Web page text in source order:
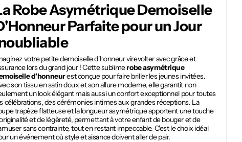
Robe Asymétrique Demoiselle
Parfaite pour un Jour
votre petite demoiselle d'honneur virevolter avec grâce et
lors du grand jour ! Cette sublimerobe asymétrique
d'honneurest conçue pour faire briller les jeunes invitées.
son tissu en satin doux et son allure moderne, elle garantit non
un look élégant mais aussi un confort exceptionnel pour toutes
célébrations, des cérémonies intimes aux grandes réceptions. La
trapèze flatteuse et la longueur asymétrique apportent une touche
et de légèreté, permettant à votre enfant de bouger et de
sans contrainte, tout en restant impeccable. C'est le choix idéal
un événement où style et aisance doivent aller de pair.